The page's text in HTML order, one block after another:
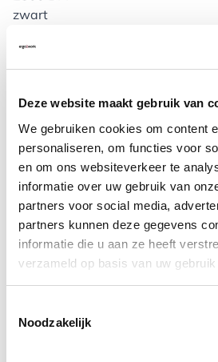
Deze website maakt gebruik van
We gebruiken cookies om content
personaliseren, om functies voor
en om ons websiteverkeer te
informatie over uw gebruik van
partners voor social media,
partners kunnen deze gegevens
informatie die u aan ze heeft
verzameld op basis van uw
Noodzakelijk
zwart
Lees meer
Op voorraad
Aantal:
In
Opzoek naar een offerte op maat?
en vraag in de winkelwagen direct